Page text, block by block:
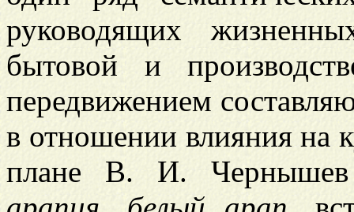
руководящих
бытовой и
передвижением
в отношении влияния на
плане В. И. Чернышев